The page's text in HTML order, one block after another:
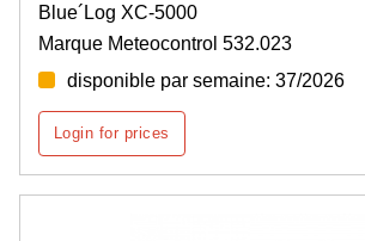
Blue´Log XC-5000
Marque Meteocontrol 532.023
disponible par semaine: 37/2026
Login for prices